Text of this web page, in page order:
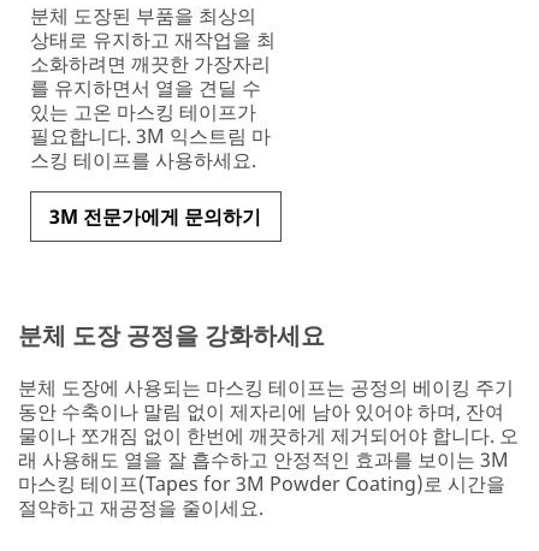
분체 도장된 부품을 최상의
상태로 유지하고 재작업을 최
소화하려면 깨끗한 가장자리
를 유지하면서 열을 견딜 수
있는 고온 마스킹 테이프가
필요합니다. 3M 익스트림 마
스킹 테이프를 사용하세요.
3M 전문가에게 문의하기
분체 도장 공정을 강화하세요
분체 도장에 사용되는 마스킹 테이프는 공정의 베이킹 주기
동안 수축이나 말림 없이 제자리에 남아 있어야 하며, 잔여
물이나 쪼개짐 없이 한번에 깨끗하게 제거되어야 합니다. 오
래 사용해도 열을 잘 흡수하고 안정적인 효과를 보이는 3M
마스킹 테이프(Tapes for 3M Powder Coating)로 시간을
절약하고 재공정을 줄이세요.